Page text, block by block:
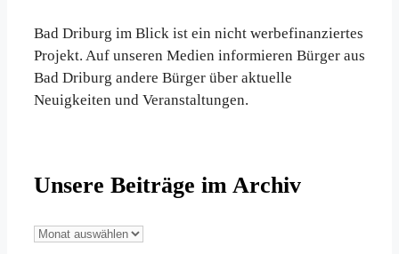
Bad Driburg im Blick ist ein nicht werbefinanziertes
Projekt. Auf unseren Medien informieren Bürger aus
Bad Driburg andere Bürger über aktuelle
Neuigkeiten und Veranstaltungen.
Unsere Beiträge im Archiv
Unsere